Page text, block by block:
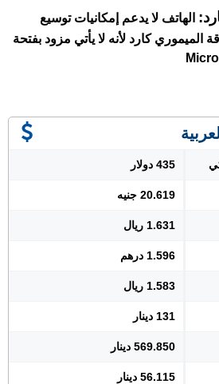
: الهاتف لا يدعم إمكانيات توسيع
الميموري كارد لأنه لا يأتي مزود بفتحة
435 دولار
20.619 جنيه
1.631 ريال
1.596 درهم
1.583 ريال
131 دينار
569.850 دينار
56.115 دينار